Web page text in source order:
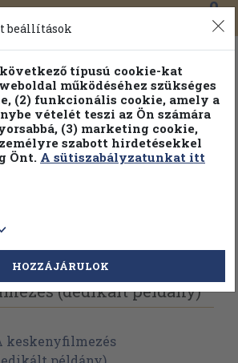
0
Válasszon példányt
(dedikált példány)
beállítások
típusú cookie-kat
működéséhez szükséges
(2) funkcionális cookie, amely a
vételét teszi az Ön számára
(3) marketing cookie,
szabott hirdetésekkel
Önt. A sütiszabályzatunkat itt
HOZZÁJÁRULOK